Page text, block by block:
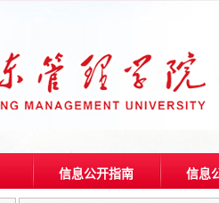
信息公开指南 信息